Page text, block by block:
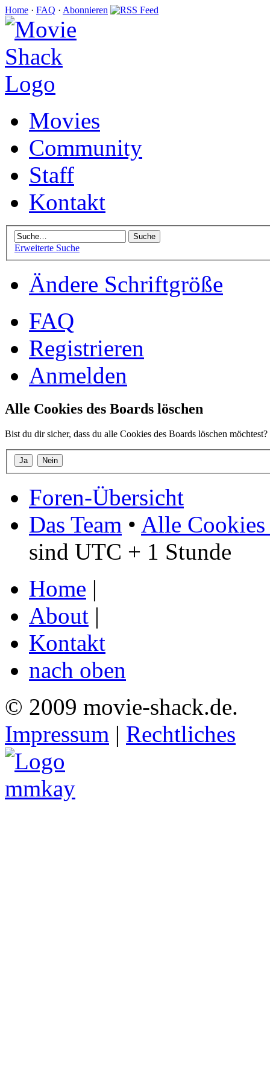
Home · FAQ · Abonnieren
Movies
Community
Staff
Kontakt
Erweiterte Suche
Ändere Schriftgröße
FAQ
Registrieren
Anmelden
Alle Cookies des Boards löschen
Bist du dir sicher, dass du alle Cookies des Boards löschen möchtest?
Foren-Übersicht
Das Team • Alle Cookies
sind UTC + 1 Stunde
Home |
About |
Kontakt
nach oben
© 2009 movie-shack.de.
Impressum | Rechtliches